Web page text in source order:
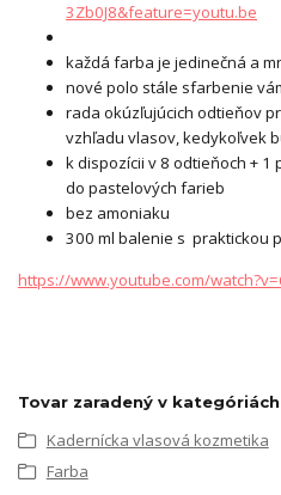
3Zb0J8&feature=youtu.be
každá farba je jedinečná a
nové polo stále sfarbenie
rada okúzľujúcich odtieňov
vzhľadu vlasov, kedykoľvek
k dispozícii v 8 odtieňoch +
do pastelových farieb
bez amoniaku
300 ml balenie s praktickou
https://www.youtube.com/
Tovar zaradený v kategóriách
Kadernícka vlasová kozmetika
Farba